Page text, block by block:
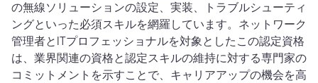
の無線ソリューションの設定、実装、トラブルシューティ
ングといった必須スキルを網羅しています。ネットワーク
管理者とITプロフェッショナルを対象としたこの認定資格
は、業界関連の資格と認定スキルの維持に対する専門家の
コミットメントを示すことで、キャリアアップの機会を高